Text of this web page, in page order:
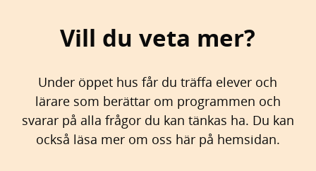
Vill du veta mer?
Under öppet hus får du träffa elever och
lärare som berättar om programmen och
svarar på alla frågor du kan tänkas ha. Du kan
också läsa mer om oss här på hemsidan.